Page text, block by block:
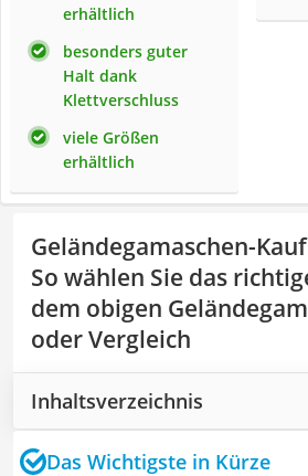
erhältlich
besonders guter
Halt dank
Klettverschluss
viele Größen
erhältlich
Geländegamaschen-
So wählen Sie das
dem obigen
oder Vergleich
Inhaltsverzeichnis
Das Wichtigste in Kürze